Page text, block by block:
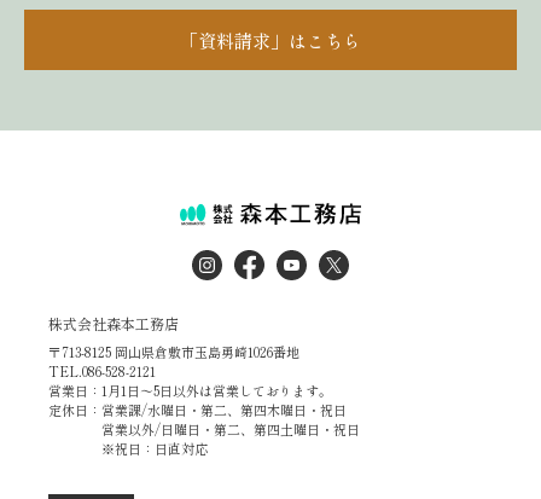
「資料請求」はこちら
株式会社森本工務店
〒713-8125 岡山県倉敷市玉島勇崎1026番地
TEL.086-528-2121
営業日：1月1日～5日以外は営業しております。
定休日：営業課/水曜日・第二、第四木曜日・祝日
営業以外/日曜日・第二、第四土曜日・祝日
※祝日：日直対応